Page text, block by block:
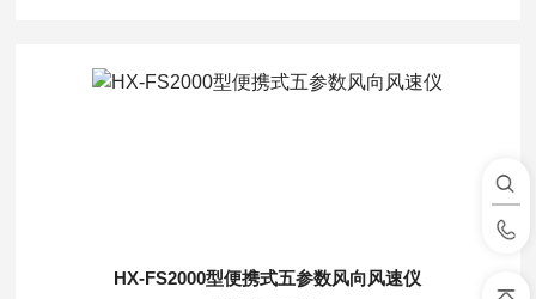
HX-FS2000型便携式五参数风向风速仪